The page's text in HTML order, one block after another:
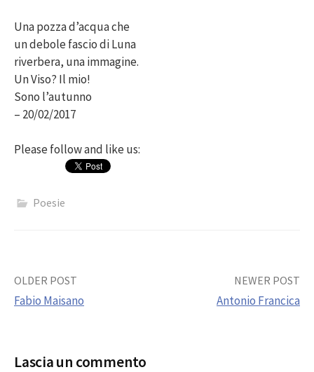
Una pozza d’acqua che
un debole fascio di Luna
riverbera, una immagine.
Un Viso? Il mio!
Sono l’autunno
– 20/02/2017
Please follow and like us:
Poesie
Post
OLDER POST
Fabio Maisano
NEWER POST
Antonio Francica
Lascia un commento